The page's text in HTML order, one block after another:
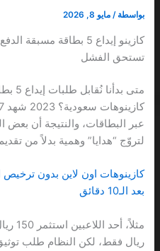
بواسطة /مايو 8, 2026
تستحق الفشل
متى
عبر البطاقات، والنتيجة أن بعض
لتروّج “هدايا” وهمية بدلاً من
كازينوهات اون لاين بدون ترخيص
بعد الـ10 دقائق